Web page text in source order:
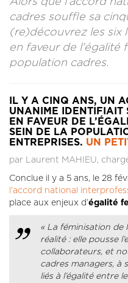
cadres souffle sa
(re)découvrez les six
en faveur de l'égalité
population cadres.
IL Y A CINQ ANS, UN
UNANIME IDENTIFIAIT
EN FAVEUR DE
SEIN DE LA
ENTREPRISES. UN
par Laurent MAHIEU,
Conclue il y a 5 ans, le 28
l’accord national
place aux enjeux d’égalité
« La féminisation de
réalité : elle pousse
collaborateurs, et
cadres managers, à
liés à l’égalité entre